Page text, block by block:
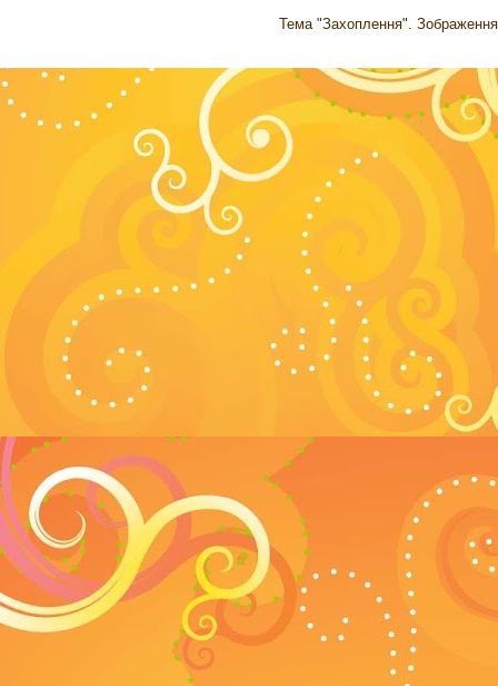
Тема "Захоплення".